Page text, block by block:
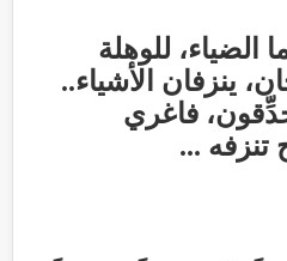
الضياء، للوهلة
ينزفان الأشياء..
فاغري
تنزفه ...